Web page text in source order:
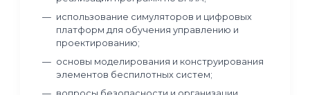
усложнением задач;
примеры практических заданий и мини-
проектов;
использование образовательных